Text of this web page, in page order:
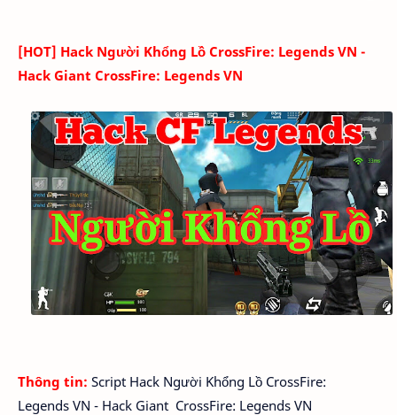
[HOT] Hack Người Khổng Lồ CrossFire: Legends VN -
Hack Giant CrossFire: Legends VN
Thông tin: Script Hack Người Khổng Lồ CrossFire:
Legends VN - Hack Giant CrossFire: Legends VN